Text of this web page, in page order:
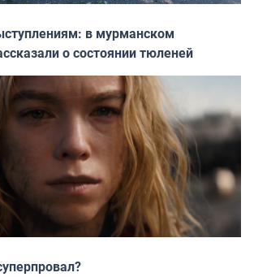
в мурманском
о состоянии тюленей